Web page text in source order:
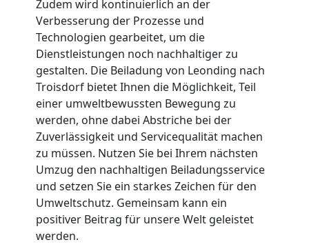
Zudem wird kontinuierlich an der
Verbesserung der Prozesse und
Technologien gearbeitet, um die
Dienstleistungen noch nachhaltiger zu
gestalten. Die Beiladung von Leonding nach
Troisdorf bietet Ihnen die Möglichkeit, Teil
einer umweltbewussten Bewegung zu
werden, ohne dabei Abstriche bei der
Zuverlässigkeit und Servicequalität machen
zu müssen. Nutzen Sie bei Ihrem nächsten
Umzug den nachhaltigen Beiladungsservice
und setzen Sie ein starkes Zeichen für den
Umweltschutz. Gemeinsam kann ein
positiver Beitrag für unsere Welt geleistet
werden.
Umzug
für
Senioren
Leonding
Fernumzug